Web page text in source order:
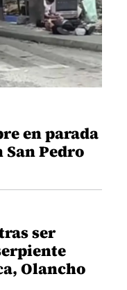
en parada
San Pedro
ser
Olancho